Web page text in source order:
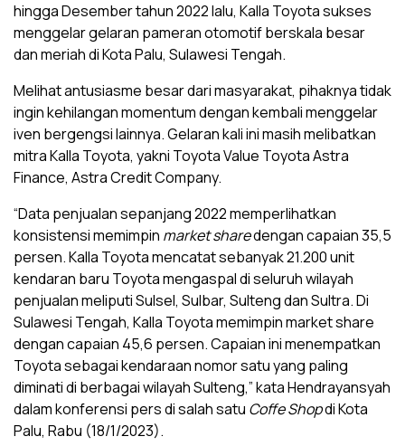
hingga Desember tahun 2022 lalu, Kalla Toyota sukses
menggelar gelaran pameran otomotif berskala besar
dan meriah di Kota Palu, Sulawesi Tengah.
Melihat antusiasme besar dari masyarakat, pihaknya tidak
ingin kehilangan momentum dengan kembali menggelar
iven bergengsi lainnya. Gelaran kali ini masih melibatkan
mitra Kalla Toyota, yakni Toyota Value Toyota Astra
Finance, Astra Credit Company.
“Data penjualan sepanjang 2022 memperlihatkan
konsistensi memimpin market sharedengan capaian 35,5
persen. Kalla Toyota mencatat sebanyak 21.200 unit
kendaran baru Toyota mengaspal di seluruh wilayah
penjualan meliputi Sulsel, Sulbar, Sulteng dan Sultra. Di
Sulawesi Tengah, Kalla Toyota memimpin market share
dengan capaian 45,6 persen. Capaian ini menempatkan
Toyota sebagai kendaraan nomor satu yang paling
diminati di berbagai wilayah Sulteng,” kata Hendrayansyah
dalam konferensi pers di salah satu Coffe Shopdi Kota
Palu, Rabu (18/1/2023).